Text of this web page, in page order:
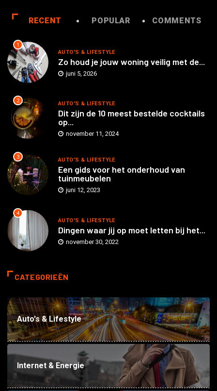
RECENT POPULAR COMMENTS
1
AUTO'S & LIFESTYLE
Zo houd je jouw woning veilig met de...
juni 5, 2026
2 AUTO'S & LIFESTYLE
Dit zijn de 10 meest bestelde cocktails
op...
november 11, 2024
3 AUTO'S & LIFESTYLE
Een gids voor het onderhoud van
tuinmeubelen
juni 12, 2023
4
AUTO'S & LIFESTYLE
Dingen waar jij op moet letten bij het...
november 30, 2022
CATEGORIEËN
Auto's & Lifestyle
Internet & Energie